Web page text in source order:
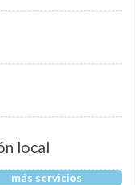
local
más servicios